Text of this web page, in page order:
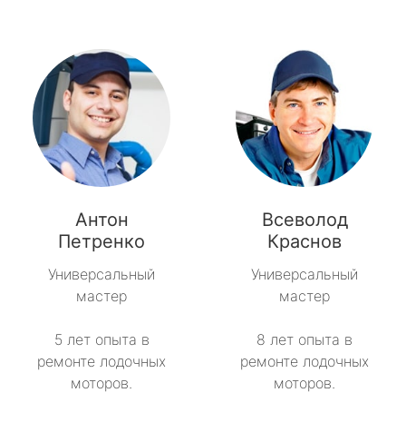
Антон
Петренко
Универсальный
мастер
5 лет опыта в
ремонте лодочных
моторов.
Всеволод
Краснов
Универсальный
мастер
8 лет опыта в
ремонте лодочных
моторов.